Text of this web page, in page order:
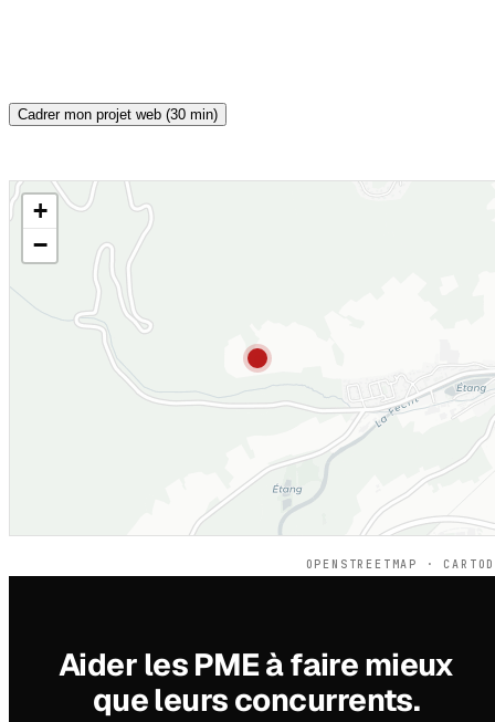
Cadrer mon projet web (30 min)
CARTE INTERACTIVE
+
−
OPENSTREETMAP ·
Aider les PME à faire mieux
que leurs concurrents.